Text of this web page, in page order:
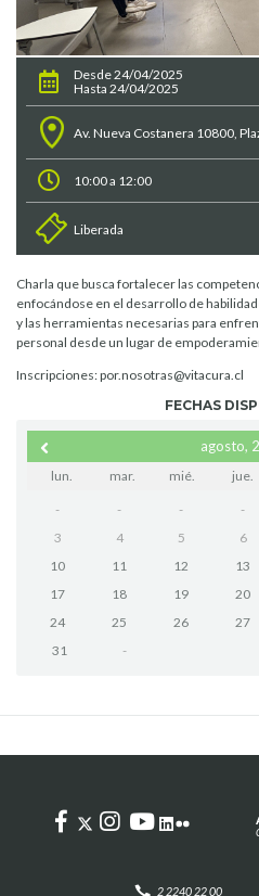
Desde 24/04/2025
Hasta 24/04/2025
Av. Nueva Costanera 10800,
10:00 a 12:00
Liberada
Charla que busca fortalecer las
enfocándose en el desarrollo de
y las herramientas necesarias para
personal desde un lugar de
Inscripciones: por.nosotras@vitacura.cl
FECHAS
agosto,
lun. mar. mié. jue.
- - - -
3
4 5 6
10
11 12 13
17
18 19 20
24
25 26 27
31
-
2 2240 22 00